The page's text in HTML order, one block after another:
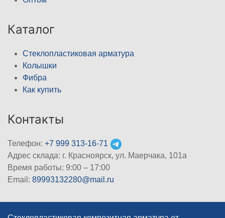
Каталог
Стеклопластиковая арматура
Колышки
Фибра
Как купить
Контакты
Телефон: +7 999 313-16-71
Адрес склада: г. Красноярск, ул. Маерчака, 101а
Время работы: 9:00 – 17:00
Email: 89993132280@mail.ru